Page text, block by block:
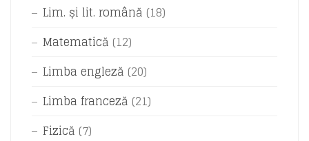
Lim. și lit. română (18)
Matematică (12)
Limba engleză (20)
Limba franceză (21)
Fizică (7)